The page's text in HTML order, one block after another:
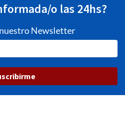
o las 24hs?
Newsletter